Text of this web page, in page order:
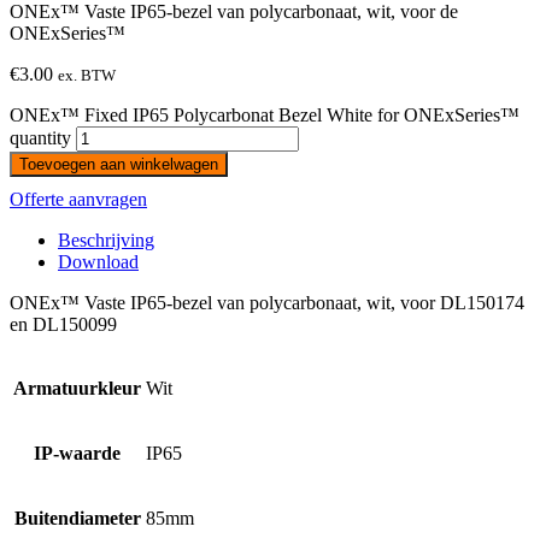
ONEx™ Vaste IP65-bezel van polycarbonaat, wit, voor de
ONExSeries™
€3.00 ex. BTW
ONEx™ Fixed IP65 Polycarbonat Bezel White for ONExSeries™
quantity
Toevoegen aan winkelwagen
Offerte aanvragen
Beschrijving
Download
ONEx™ Vaste IP65-bezel van polycarbonaat, wit, voor DL150174
en DL150099
Armatuurkleur Wit
IP-waarde IP65
Buitendiameter 85mm